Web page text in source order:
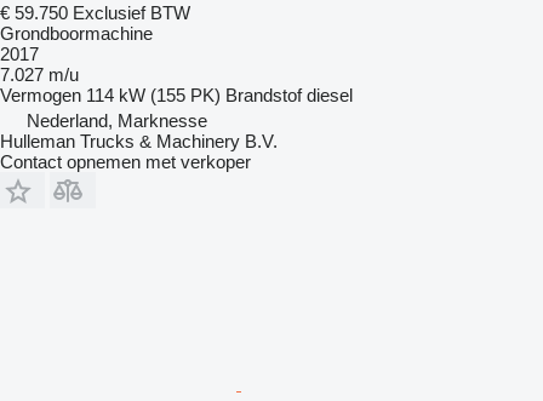
€ 59.750 Exclusief BTW
Grondboormachine
2017
7.027 m/u
Vermogen 114 kW (155 PK) Brandstof diesel
Nederland, Marknesse
Hulleman Trucks & Machinery B.V.
Contact opnemen met verkoper